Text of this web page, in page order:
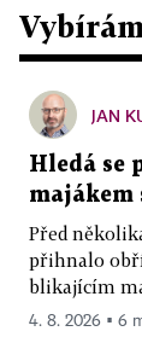
JAN
Hledá se
majákem
Před
přihnalo
blikajícím
4. 8. 2026 ▪ 6